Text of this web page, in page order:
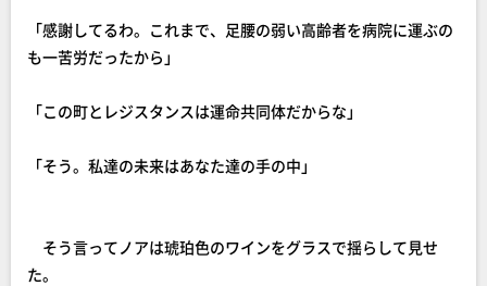
「感謝してるわ。これまで、足腰の弱い高齢者を病院に運ぶの
も一苦労だったから」
「この町とレジスタンスは運命共同体だからな」
「そう。私達の未来はあなた達の手の中」
そう言ってノアは琥珀色のワインをグラスで揺らして見せ
た。